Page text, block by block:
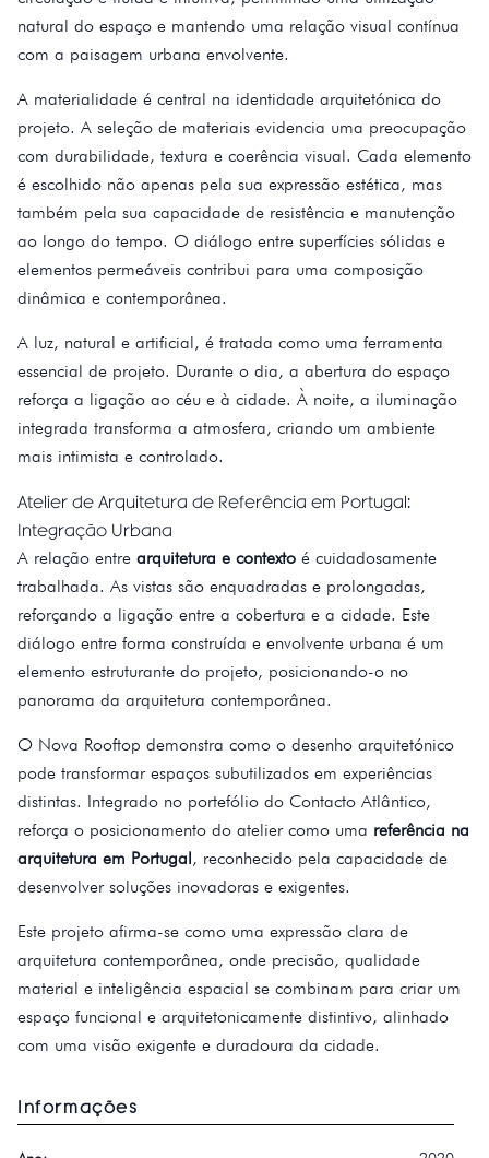
natural do espaço e mantendo uma relação visual contínua
com a paisagem urbana envolvente.
A materialidade é central na identidade arquitetónica do
projeto. A seleção de materiais evidencia uma preocupação
com durabilidade, textura e coerência visual. Cada elemento
é escolhido não apenas pela sua expressão estética, mas
também pela sua capacidade de resistência e manutenção
ao longo do tempo. O diálogo entre superfícies sólidas e
elementos permeáveis contribui para uma composição
dinâmica e contemporânea.
A luz, natural e artificial, é tratada como uma ferramenta
essencial de projeto. Durante o dia, a abertura do espaço
reforça a ligação ao céu e à cidade. À noite, a iluminação
integrada transforma a atmosfera, criando um ambiente
mais intimista e controlado.
Atelier de Arquitetura de Referência em Portugal:
Integração Urbana
A relação entre arquitetura e contexto é cuidadosamente
trabalhada. As vistas são enquadradas e prolongadas,
reforçando a ligação entre a cobertura e a cidade. Este
diálogo entre forma construída e envolvente urbana é um
elemento estruturante do projeto, posicionando-o no
panorama da arquitetura contemporânea.
O Nova Rooftop demonstra como o desenho arquitetónico
pode transformar espaços subutilizados em experiências
distintas. Integrado no portefólio do Contacto Atlântico,
reforça o posicionamento do atelier como uma referência na
arquitetura em Portugal, reconhecido pela capacidade de
desenvolver soluções inovadoras e exigentes.
Este projeto afirma-se como uma expressão clara de
arquitetura contemporânea, onde precisão, qualidade
material e inteligência espacial se combinam para criar um
espaço funcional e arquitetonicamente distintivo, alinhado
com uma visão exigente e duradoura da cidade.
Informações